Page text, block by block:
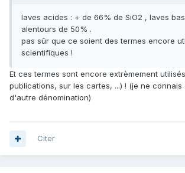
laves acides : + de 66% de SiO2 , laves
alentours de 50% .
pas sûr que ce soient des termes encore
scientifiques !
Et ces termes sont encore extrèmement
publications, sur les cartes, ...) ! (je ne connais
d'autre dénomination)
Citer